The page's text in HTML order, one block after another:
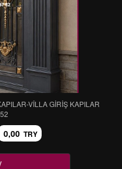
VİLLA GİRİŞ KAPILAR
0,00 TRY